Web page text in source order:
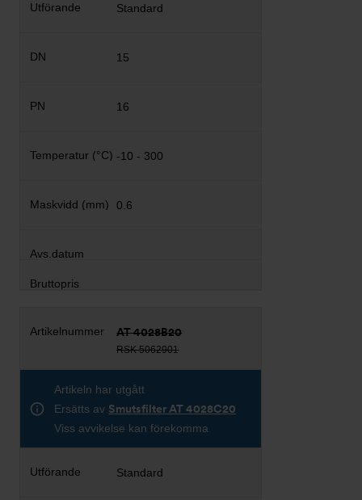
Standard
15
16
-10 - 300
0.6
AT 4028B20
RSK 5062901
Artikeln har utgått
Ersätts av Smutsfilter AT 4028C20
Viss avvikelse kan förekomma
Standard